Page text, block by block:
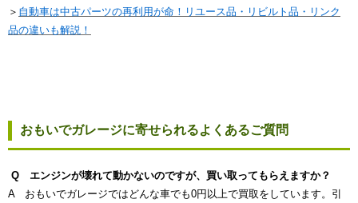
＞ 自動車は中古パーツの再利用が命！リユース品・リビルト品・リンク
品の違いも解説！
おもいでガレージに寄せられるよくあるご質問
Q エンジンが壊れて動かないのですが、買い取ってもらえますか？
A おもいでガレージではどんな車でも0円以上で買取をしています。引